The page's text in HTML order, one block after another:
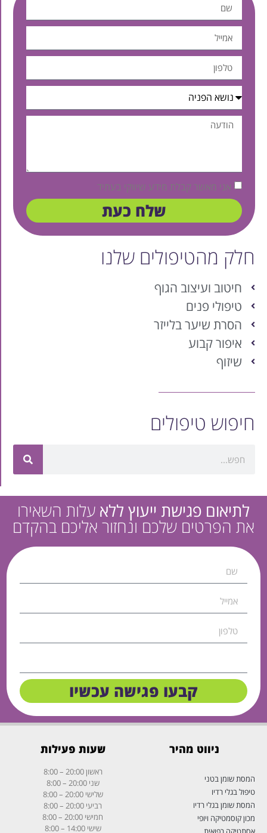
אני מאשר קבלת מידע שיווקי בעתיד
שלח כעת
חלק מהטיפולים שלנו
חיטוב ועיצוב הגוף
טיפולי פנים
הסרת שיער בלייזר
איפור קבוע
שיזוף
חיפוש טיפולים
לתיאום פגישת ייעוץ ללא עלות השאירו
את הפרטים שלכם ונחזור אליכם בהקדם
קבעו פגישה עכשיו
ניווט מהיר
המסת שומן בטני
טיפול בגלי רדיו
המסת שומן בגלי רדיו
מכון קוסמטיקה ויופי
שעות פעילות
ראשון20:00 – 8:00
שני20:00 – 8:00
שלישי20:00 – 8:00
רביעי 20:00 – 8:00
חמישי 20:00 – 8:00
שישי14:00 – 8:00